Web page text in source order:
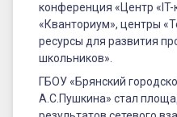
сетевые
ресурсы
для
развития
конференция «Центр «IT-
«Кванториум», центры
ресурсы для развития
школьников».
ГБОУ «Брянский
А.С.Пушкина» стал